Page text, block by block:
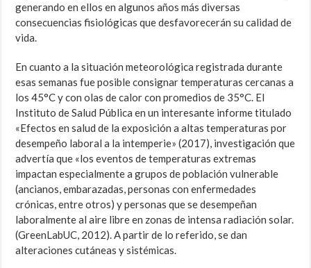
generando en ellos en algunos años más diversas
consecuencias fisiológicas que desfavorecerán su calidad de
vida.
En cuanto a la situación meteorológica registrada durante
esas semanas fue posible consignar temperaturas cercanas a
los 45°C y con olas de calor con promedios de 35°C. El
Instituto de Salud Pública en un interesante informe titulado
«Efectos en salud de la exposición a altas temperaturas por
desempeño laboral a la intemperie» (2017), investigación que
advertía que «los eventos de temperaturas extremas
impactan especialmente a grupos de población vulnerable
(ancianos, embarazadas, personas con enfermedades
crónicas, entre otros) y personas que se desempeñan
laboralmente al aire libre en zonas de intensa radiación solar.
(GreenLabUC, 2012). A partir de lo referido, se dan
alteraciones cutáneas y sistémicas.